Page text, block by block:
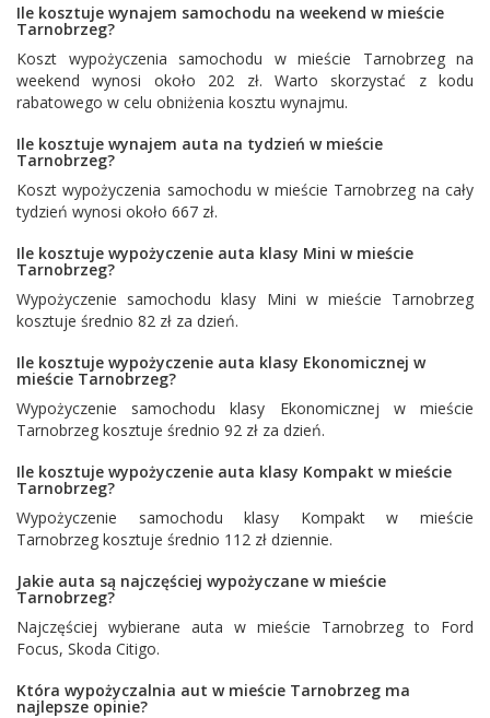
Ile kosztuje wynajem samochodu na weekend w mieście
Tarnobrzeg?
Koszt wypożyczenia samochodu w mieście Tarnobrzeg na
weekend wynosi około 202 zł. Warto skorzystać z kodu
rabatowego w celu obniżenia kosztu wynajmu.
Ile kosztuje wynajem auta na tydzień w mieście
Tarnobrzeg?
Koszt wypożyczenia samochodu w mieście Tarnobrzeg na cały
tydzień wynosi około 667 zł.
Ile kosztuje wypożyczenie auta klasy Mini w mieście
Tarnobrzeg?
Wypożyczenie samochodu klasy Mini w mieście Tarnobrzeg
kosztuje średnio 82 zł za dzień.
Ile kosztuje wypożyczenie auta klasy Ekonomicznej w
mieście Tarnobrzeg?
Wypożyczenie samochodu klasy Ekonomicznej w mieście
Tarnobrzeg kosztuje średnio 92 zł za dzień.
Ile kosztuje wypożyczenie auta klasy Kompakt w mieście
Tarnobrzeg?
Wypożyczenie samochodu klasy Kompakt w mieście
Tarnobrzeg kosztuje średnio 112 zł dziennie.
Jakie auta są najczęściej wypożyczane w mieście
Tarnobrzeg?
Najczęściej wybierane auta w mieście Tarnobrzeg to Ford
Focus, Skoda Citigo.
Która wypożyczalnia aut w mieście Tarnobrzeg ma
najlepsze opinie?